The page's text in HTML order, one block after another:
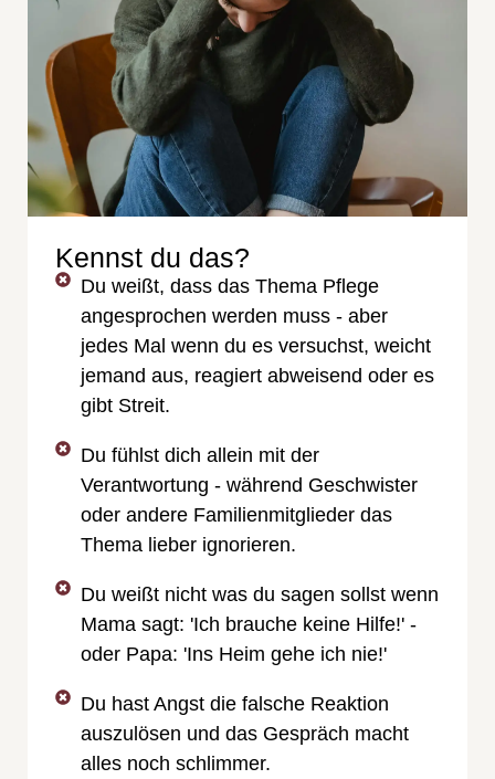
Kennst du das?
Du weißt, dass das Thema Pflege
angesprochen werden muss - aber
jedes Mal wenn du es versuchst, weicht
jemand aus, reagiert abweisend oder es
gibt Streit.
Du fühlst dich allein mit der
Verantwortung - während Geschwister
oder andere Familienmitglieder das
Thema lieber ignorieren.
Du weißt nicht was du sagen sollst wenn
Mama sagt: 'Ich brauche keine Hilfe!' -
oder Papa: 'Ins Heim gehe ich nie!'
Du hast Angst die falsche Reaktion
auszulösen und das Gespräch macht
alles noch schlimmer.